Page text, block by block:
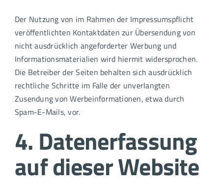
Der Nutzung von im Rahmen der Impressumspflicht
veröffentlichten Kontaktdaten zur Übersendung von
nicht ausdrücklich angeforderter Werbung und
Informationsmaterialien wird hiermit widersprochen.
Die Betreiber der Seiten behalten sich ausdrücklich
rechtliche Schritte im Falle der unverlangten
Zusendung von Werbeinformationen, etwa durch
Spam-E-Mails, vor.
4. Datenerfassung
auf dieser Website